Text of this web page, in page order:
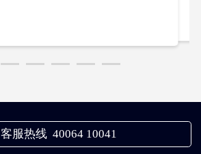
客服热线 40064 10041